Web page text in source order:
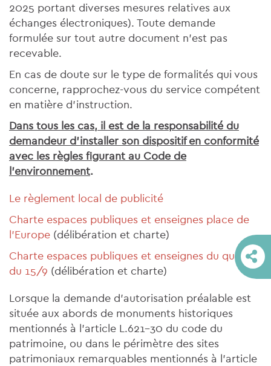
2025 portant diverses mesures relatives aux
échanges électroniques). Toute demande
formulée sur tout autre document n’est pas
recevable.
En cas de doute sur le type de formalités qui vous
concerne, rapprochez-vous du service compétent
en matière d’instruction.
Dans tous les cas, il est de la responsabilité du
demandeur d’installer son dispositif en conformité
avec les règles figurant au Code de
l’environnement.
Le règlement local de publicité
Charte espaces publiques et enseignes place de
l'Europe (délibération et charte)
Charte espaces publiques et enseignes du quartier
du 15/9 (délibération et charte)
Lorsque la demande d'autorisation préalable est
située aux abords de monuments historiques
mentionnés à l’article L.621-30 du code du
patrimoine, ou dans le périmètre des sites
patrimoniaux remarquables mentionnés à l'article